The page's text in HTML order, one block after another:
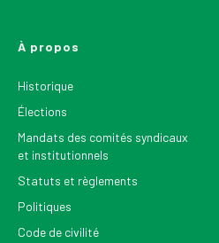
À propos
Historique
Élections
Mandats des comités syndicaux
et institutionnels
Statuts et règlements
Politiques
Code de civilité